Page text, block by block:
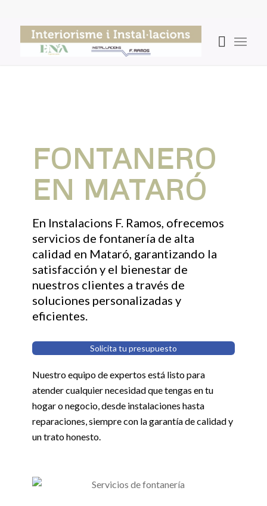
FONTANERO
EN MATARÓ
En Instalacions F. Ramos, ofrecemos
servicios de fontanería de alta
calidad en Mataró, garantizando la
satisfacción y el bienestar de
nuestros clientes a través de
soluciones personalizadas y
eficientes.
Solicita tu presupuesto
Nuestro equipo de expertos está listo para
atender cualquier necesidad que tengas en tu
hogar o negocio, desde instalaciones hasta
reparaciones, siempre con la garantía de calidad y
un trato honesto.